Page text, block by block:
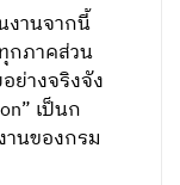
งานจากนี้
กภาคส่วน
ย่างจริงจัง
เป็นก
นของกรม